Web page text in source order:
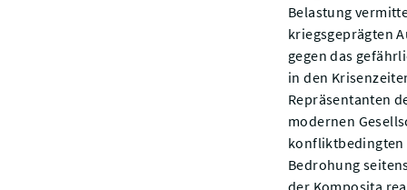
Belastung
kriegsgeprägten
gegen das
in den
Repräsentanten
modernen
konfliktbedingten
Bedrohung
der Komposita